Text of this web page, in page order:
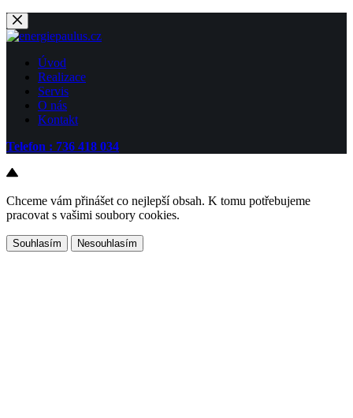
Úvod
Realizace
Servis
O nás
Kontakt
Telefon : 736 418 034
Chceme vám přinášet co nejlepší obsah. K tomu potřebujeme
pracovat s vašimi soubory cookies.
Souhlasím Nesouhlasím